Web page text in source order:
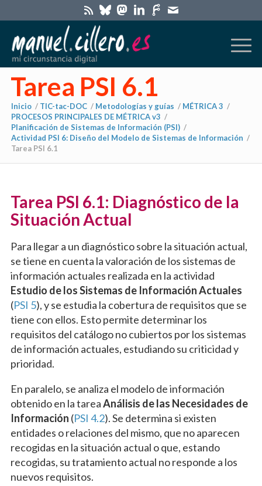
Tarea PSI 6.1
Inicio / TIC-tac-DOC / Metodologías y guías / MÉTRICA 3 /
PROCESOS PRINCIPALES DE MÉTRICA v3 /
Planificación de Sistemas de Información (PSI) /
Actividad PSI 6: Diseño del Modelo de Sistemas de Información /
Tarea PSI 6.1
Tarea PSI 6.1: Diagnóstico de la
Situación Actual
Para llegar a un diagnóstico sobre la situación actual,
se tiene en cuenta la valoración de los sistemas de
información actuales realizada en la actividad
Estudio de los Sistemas de Información Actuales
(PSI 5), y se estudia la cobertura de requisitos que se
tiene con ellos. Esto permite determinar los
requisitos del catálogo no cubiertos por los sistemas
de información actuales, estudiando su criticidad y
prioridad.
En paralelo, se analiza el modelo de información
obtenido en la tareaAnálisis de las Necesidades de
Información (PSI 4.2). Se determina si existen
entidades o relaciones del mismo, que no aparecen
recogidas en la situación actual o que, estando
recogidas, su tratamiento actual no responde a los
nuevos requisitos.